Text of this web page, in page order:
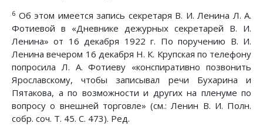
6 Об этом имеется запись секретаря В. И. Ленина Л. А.
Фотиевой в «Дневнике дежурных секретарей В. И.
Ленина» от 16 декабря 1922 г. По поручению В. И.
Ленина вечером 16 декабря Н. К. Крупская по телефону
попросила Л. А. Фотиеву «конспиративно позвонить
Ярославскому, чтобы записывал речи Бухарина и
Пятакова, а по возможности и других на пленуме по
вопросу о внешней торговле» (см.: Ленин В. И. Полн.
собр. соч. Т. 45. С. 473). Ред.